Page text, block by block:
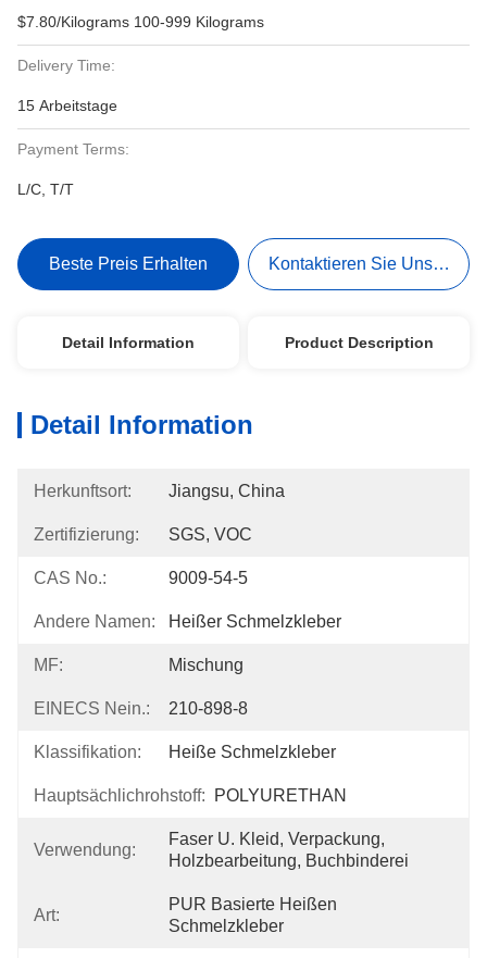
$7.80/Kilograms 100-999 Kilograms
Delivery Time:
15 Arbeitstage
Payment Terms:
L/C, T/T
Beste Preis Erhalten Kontaktieren Sie Uns Jetzt
Detail Information Product Description
Detail Information
Herkunftsort: Jiangsu, China
Zertifizierung: SGS, VOC
CAS No.: 9009-54-5
Andere Namen: Heißer Schmelzkleber
MF: Mischung
EINECS Nein.: 210-898-8
Klassifikation: Heiße Schmelzkleber
Hauptsächlichrohstoff: POLYURETHAN
Verwendung:
Faser U. Kleid, Verpackung,
Holzbearbeitung, Buchbinderei
Art:
PUR Basierte Heißen
Schmelzkleber